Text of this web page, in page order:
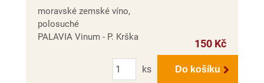
moravské zemské víno,
polosuché
PALAVIA Vinum - P. Krška
150 Kč
Počet
ks
Do košíku